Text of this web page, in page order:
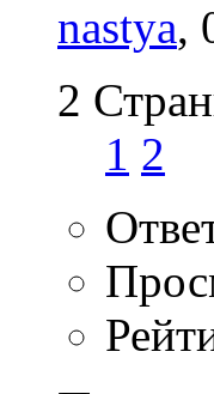
nastya,
2
1 2